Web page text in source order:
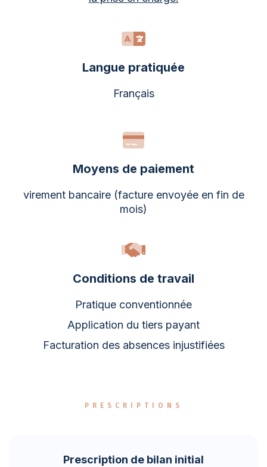
Langue pratiquée
Français
Moyens de paiement
virement bancaire (facture envoyée en fin de
mois)
Conditions de travail
Pratique conventionnée
Application du tiers payant
Facturation des absences injustifiées
PRESCRIPTIONS
Prescription de bilan initial